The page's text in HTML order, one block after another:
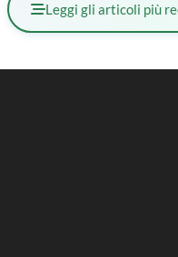
Leggi gli articoli più